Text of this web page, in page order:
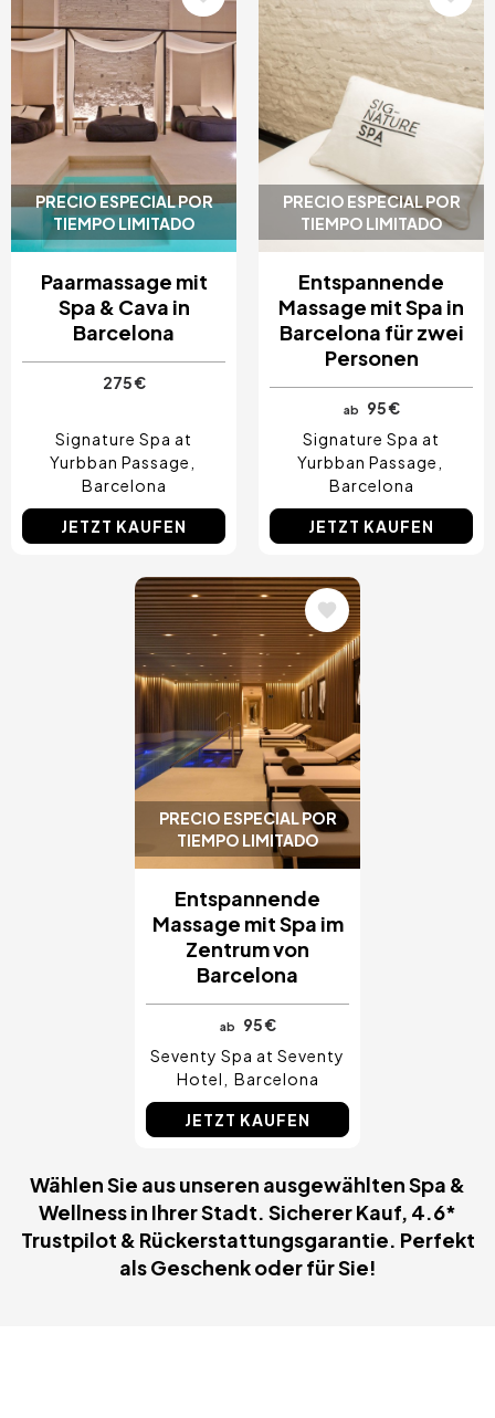
PRECIO ESPECIAL POR
TIEMPO LIMITADO
Paarmassage mit
Spa & Cava in
Barcelona
275 €
Signature Spa at
Yurbban Passage
Barcelona
JETZT KAUFEN
PRECIO ESPECIAL POR
TIEMPO LIMITADO
Entspannende
Massage mit Spa in
Barcelona für zwei
Personen
ab
95 €
Signature Spa at
Yurbban Passage
Barcelona
JETZT KAUFEN
PRECIO ESPECIAL POR
TIEMPO LIMITADO
Bild
Entspannende
Massage mit Spa im
Zentrum von
Barcelona
ab
95 €
Seventy Spa at Seventy
Hotel
Barcelona
JETZT KAUFEN
Wählen Sie aus unseren ausgewählten Spa &
Wellness in Ihrer Stadt. Sicherer Kauf, 4.6*
Trustpilot & Rückerstattungsgarantie. Perfekt
als Geschenk oder für Sie!